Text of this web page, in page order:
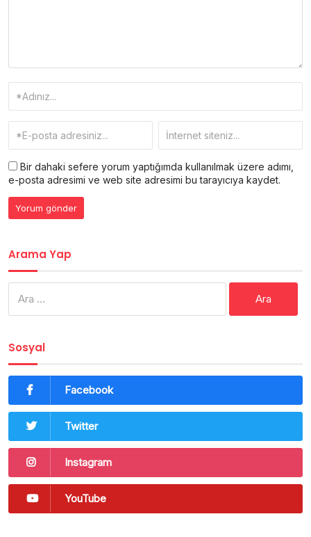
Bir dahaki sefere yorum yaptığımda kullanılmak üzere adımı,
e-posta adresimi ve web site adresimi bu tarayıcıya kaydet.
Arama Yap
Sosyal
Facebook
Twitter
Instagram
YouTube